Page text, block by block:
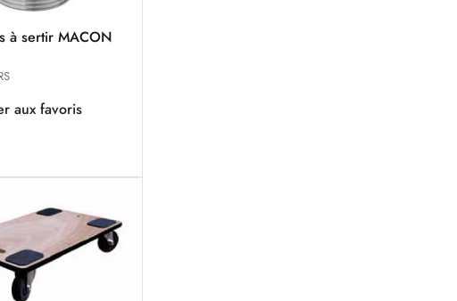
à sertir MACON
aux favoris